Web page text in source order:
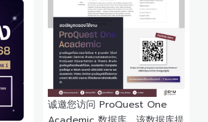
诚邀您访问 ProQuest One